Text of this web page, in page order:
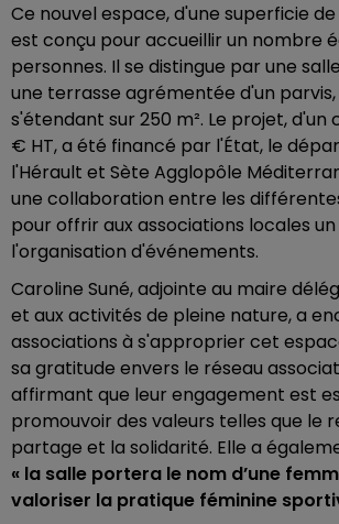
Ce nouvel espace, d'une superficie de
est conçu pour accueillir un nombre
personnes. Il se distingue par une
une terrasse agrémentée d'un
s'étendant sur 250 m². Le projet, d'un
€ HT, a été financé par l'État, le
l'Hérault et Sète Agglopôle
une collaboration entre les
pour offrir aux associations locales
l'organisation d'événements.
Caroline Suné, adjointe au maire
et aux activités de pleine nature, a
associations à s'approprier cet
sa gratitude envers le réseau
affirmant que leur engagement est
promouvoir des valeurs telles que le
partage et la solidarité. Elle a
« la salle portera le nom d’une
valoriser la pratique féminine